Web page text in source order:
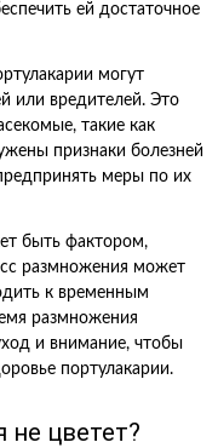
ей достаточное
могут
или вредителей. Это
такие как
признаки болезней
меры по их
быть фактором,
размножения может
к временным
размножения
и внимание, чтобы
портулакарии.
не цветет?